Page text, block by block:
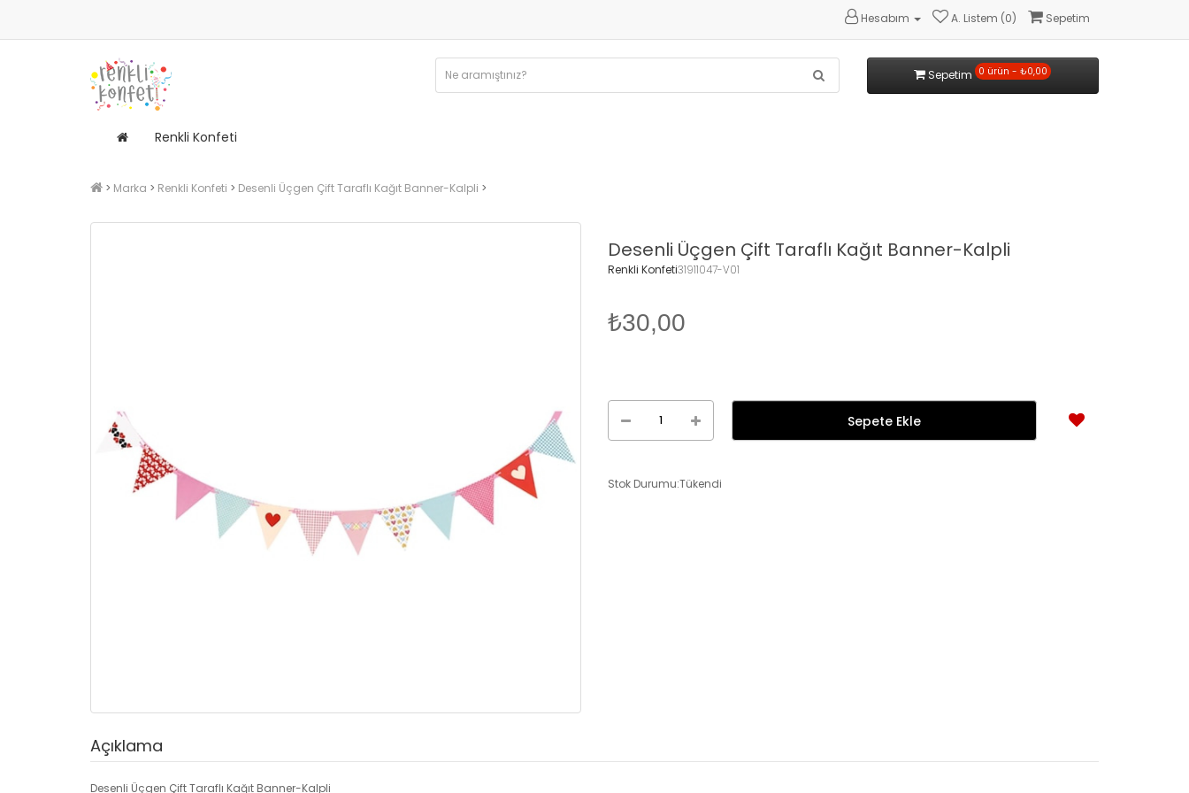
Hesabım A. Listem (0) Sepetim
Sepetim 0 ürün - ₺0,00
Renkli Konfeti
Marka Renkli Konfeti Desenli Üçgen Çift Taraflı Kağıt Banner-Kalpli
Desenli Üçgen Çift Taraflı Kağıt Banner-Kalpli
Renkli Konfeti31911047-V01
₺30,00
Stok Durumu:Tükendi
Açıklama
Desenli Üçgen Çift Taraflı Kağıt Banner-Kalpli